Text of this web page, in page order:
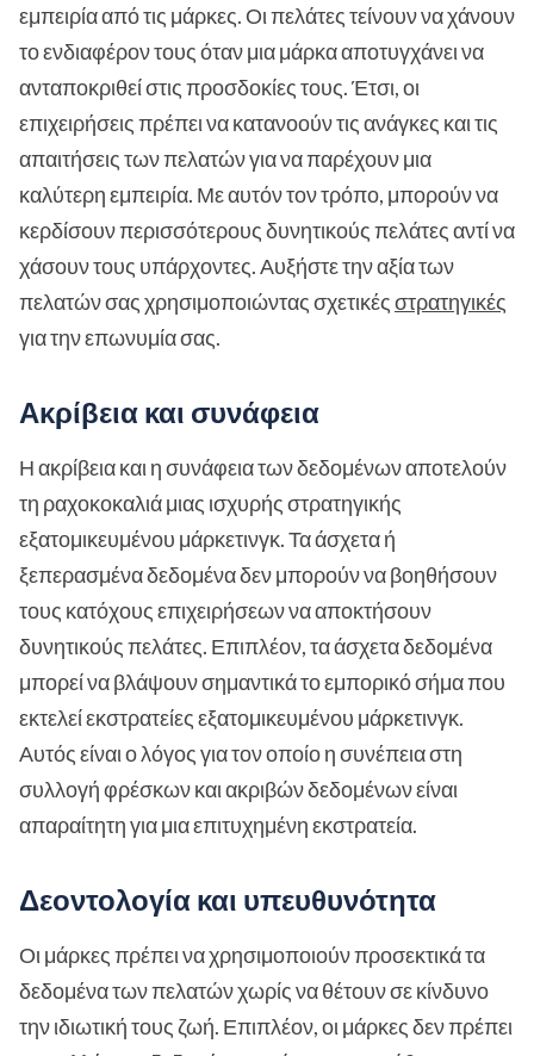
εμπειρία από τις μάρκες. Οι πελάτες τείνουν να χάνουν
το ενδιαφέρον τους όταν μια μάρκα αποτυγχάνει να
ανταποκριθεί στις προσδοκίες τους. Έτσι, οι
επιχειρήσεις πρέπει να κατανοούν τις ανάγκες και τις
απαιτήσεις των πελατών για να παρέχουν μια
καλύτερη εμπειρία. Με αυτόν τον τρόπο, μπορούν να
κερδίσουν περισσότερους δυνητικούς πελάτες αντί να
χάσουν τους υπάρχοντες. Αυξήστε την αξία των
πελατών σας χρησιμοποιώντας σχετικέςστρατηγικές
για την επωνυμία σας.
Ακρίβεια και συνάφεια
Η ακρίβεια και η συνάφεια των δεδομένων αποτελούν
τη ραχοκοκαλιά μιας ισχυρής στρατηγικής
εξατομικευμένου μάρκετινγκ. Τα άσχετα ή
ξεπερασμένα δεδομένα δεν μπορούν να βοηθήσουν
τους κατόχους επιχειρήσεων να αποκτήσουν
δυνητικούς πελάτες. Επιπλέον, τα άσχετα δεδομένα
μπορεί να βλάψουν σημαντικά το εμπορικό σήμα που
εκτελεί εκστρατείες εξατομικευμένου μάρκετινγκ.
Αυτός είναι ο λόγος για τον οποίο η συνέπεια στη
συλλογή φρέσκων και ακριβών δεδομένων είναι
απαραίτητη για μια επιτυχημένη εκστρατεία.
Δεοντολογία και υπευθυνότητα
Οι μάρκες πρέπει να χρησιμοποιούν προσεκτικά τα
δεδομένα των πελατών χωρίς να θέτουν σε κίνδυνο
την ιδιωτική τους ζωή. Επιπλέον, οι μάρκες δεν πρέπει